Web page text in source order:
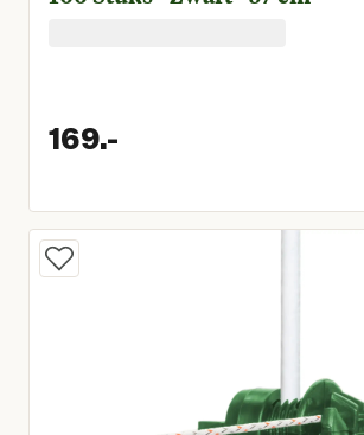
169.-
Huidige prijs €